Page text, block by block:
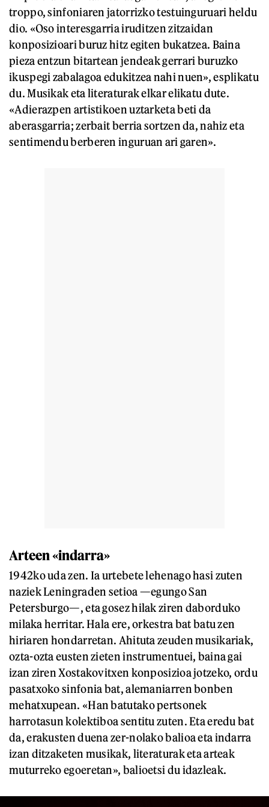
troppo, sinfoniaren jatorrizko testuinguruari heldu
dio. «Oso interesgarria iruditzen zitzaidan
konposizioari buruz hitz egiten bukatzea. Baina
pieza entzun bitartean jendeak gerrari buruzko
ikuspegi zabalagoa edukitzea nahi nuen», esplikatu
du. Musikak eta literaturak elkar elikatu dute.
«Adierazpen artistikoen uztarketa beti da
aberasgarria; zerbait berria sortzen da, nahiz eta
sentimendu berberen inguruan ari garen».
Arteen «indarra»
1942ko uda zen. Ia urtebete lehenago hasi zuten
naziek Leningraden setioa —egungo San
Petersburgo—, eta gosez hilak ziren daborduko
milaka herritar. Hala ere, orkestra bat batu zen
hiriaren hondarretan. Ahituta zeuden musikariak,
ozta-ozta eusten zieten instrumentuei, baina gai
izan ziren Xostakovitxen konposizioa jotzeko, ordu
pasatxoko sinfonia bat, alemaniarren bonben
mehatxupean. «Han batutako pertsonek
harrotasun kolektiboa sentitu zuten. Eta eredu bat
da, erakusten duena zer-nolako balioa eta indarra
izan ditzaketen musikak, literaturak eta arteak
muturreko egoeretan», balioetsi du idazleak.